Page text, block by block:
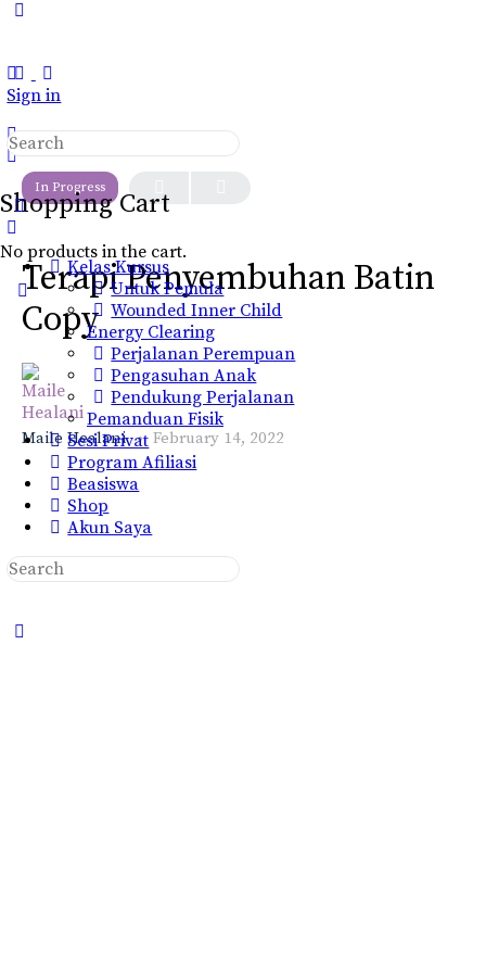
Sign in
Shopping Cart
No products in the cart.
Search
for:
Kelas Kursus
Untuk Pemula
Wounded Inner Child
Energy Clearing
Perjalanan Perempuan
Pengasuhan Anak
Pendukung Perjalanan
Pemanduan Fisik
Sesi Privat
Program Afiliasi
Beasiswa
Shop
Akun Saya
Search
for:
LESSON 1, TOPIC 1
In Progress
Terapi Penyembuhan Batin
Copy
Maile Healani February 14, 2022